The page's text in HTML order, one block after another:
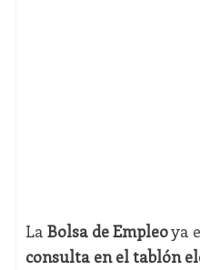
La Bolsa de Empleoya
consulta en el tablón